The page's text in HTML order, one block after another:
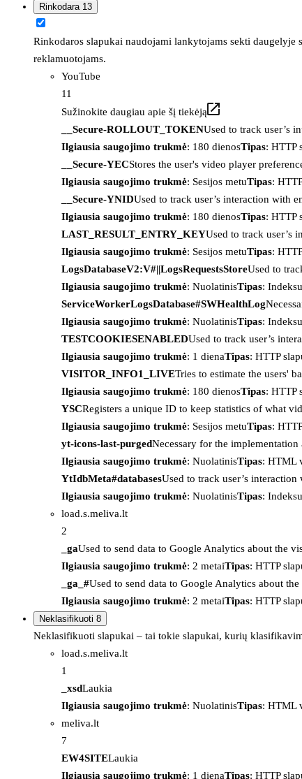
Rinkodara 13
Rinkodaros slapukai naudojami lankytojams sekti
reklamuotojams.
YouTube
11
Sužinokite daugiau apie šį tiekėją
__Secure-ROLLOUT_TOKENUsed to track user’s
Ilgiausia saugojimo trukmė: 180 dienosTipas: HTTP
__Secure-YECStores the user's video player
Ilgiausia saugojimo trukmė: Sesijos metuTipas:
__Secure-YNIDUsed to track user’s interaction with
Ilgiausia saugojimo trukmė: 180 dienosTipas: HTTP
LAST_RESULT_ENTRY_KEYUsed to track user’s
Ilgiausia saugojimo trukmė: Sesijos metuTipas:
LogsDatabaseV2:V#||LogsRequestsStoreUsed to
Ilgiausia saugojimo trukmė: NuolatinisTipas:
ServiceWorkerLogsDatabase#SWHealthLog
Ilgiausia saugojimo trukmė: NuolatinisTipas:
TESTCOOKIESENABLEDUsed to track user’s
Ilgiausia saugojimo trukmė: 1 dienaTipas: HTTP
VISITOR_INFO1_LIVETries to estimate the users'
Ilgiausia saugojimo trukmė: 180 dienosTipas: HTTP
YSCRegisters a unique ID to keep statistics of what
Ilgiausia saugojimo trukmė: Sesijos metuTipas:
yt-icons-last-purgedNecessary for the
Ilgiausia saugojimo trukmė: NuolatinisTipas: HTML
YtIdbMeta#databasesUsed to track user’s
Ilgiausia saugojimo trukmė: NuolatinisTipas:
load.s.meliva.lt
2
_gaUsed to send data to Google Analytics about the
Ilgiausia saugojimo trukmė: 2 metaiTipas: HTTP
_ga_#Used to send data to Google Analytics about
Ilgiausia saugojimo trukmė: 2 metaiTipas: HTTP
Neklasifikuoti 8
Neklasifikuoti slapukai – tai tokie slapukai, kurių
load.s.meliva.lt
1
_xsdLaukia
Ilgiausia saugojimo trukmė: NuolatinisTipas: HTML
meliva.lt
7
EW4SITELaukia
Ilgiausia saugojimo trukmė: 1 dienaTipas: HTTP